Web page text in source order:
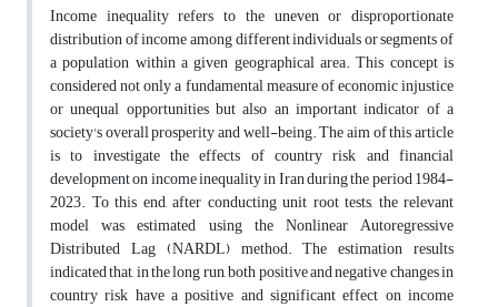
Income inequality refers to the uneven or disproportionate
distribution of income among different individuals or segments of
a population within a given geographical area. This concept is
considered not only a fundamental measure of economic injustice
or unequal opportunities but also an important indicator of a
society's overall prosperity and well-being. The aim of this article
is to investigate the effects of country risk and financial
development on income inequality in Iran during the period 1984-
2023. To this end, after conducting unit root tests, the relevant
model was estimated using the Nonlinear Autoregressive
Distributed Lag (NARDL) method. The estimation results
indicated that, in the long run, both positive and negative changes in
country risk have a positive and significant effect on income